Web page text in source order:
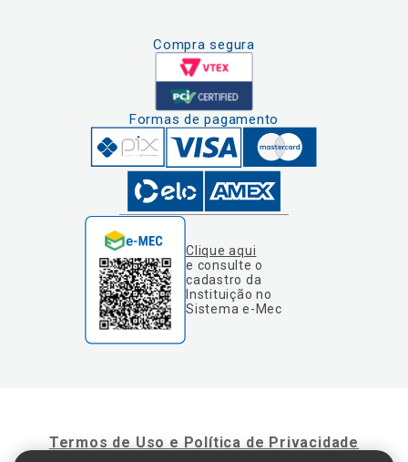
Compra segura
Formas de pagamento
Clique aqui
e consulte o
cadastro da
Instituição no
Sistema e-Mec
Termos de Uso e Política de Privacidade